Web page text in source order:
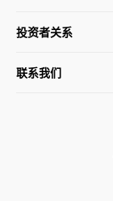
投资者关系
联系我们